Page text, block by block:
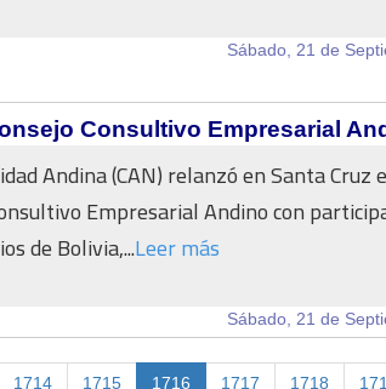
Sábado, 21 de
Consultivo Empresarial
Andina (CAN) relanzó en Santa Cruz
Empresarial Andino con
de Bolivia,...Leer más
Sábado, 21 de
1714 1715 1716 1717 1718